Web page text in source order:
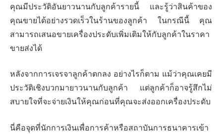
คุณมีประวัติอันยาวนานกับลูกค้ารายนี้ และรู้ว่าสินค้าของ
คุณขายได้อย่างรวดเร็วในร้านของลูกค้า ในกรณีนี้ คุณ
สามารถเสนอขายเครื่องประดับเพิ่มเติมให้กับลูกค้าในราคา
ขายส่งได้
หลังจากการเจรจาลูกค้าตกลง อย่างไรก็ตาม แม้ว่าคุณเคยมี
ประวัติเชิงบวกมายาวนานกับลูกค้า แต่ลูกค้าก็อาจรู้สึกไม่
สบายใจที่จะจ่ายเงินให้คุณก่อนที่คุณจะส่งออกเครื่องประดับ
นี่คือจุดที่นักการเงินเพื่อการค้าหรือสถาบันการธนาคารเข้า